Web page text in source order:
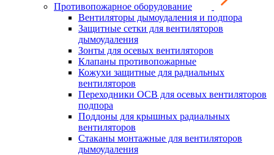
Противопожарное оборудование
Вентиляторы дымоудаления и подпора
Защитные сетки для вентиляторов
дымоудаления
Зонты для осевых вентиляторов
Клапаны противопожарные
Кожухи защитные для радиальных
вентиляторов
Переходники ОСВ для осевых вентиляторов
подпора
Поддоны для крышных радиальных
вентиляторов
Стаканы монтажные для вентиляторов
дымоудаления